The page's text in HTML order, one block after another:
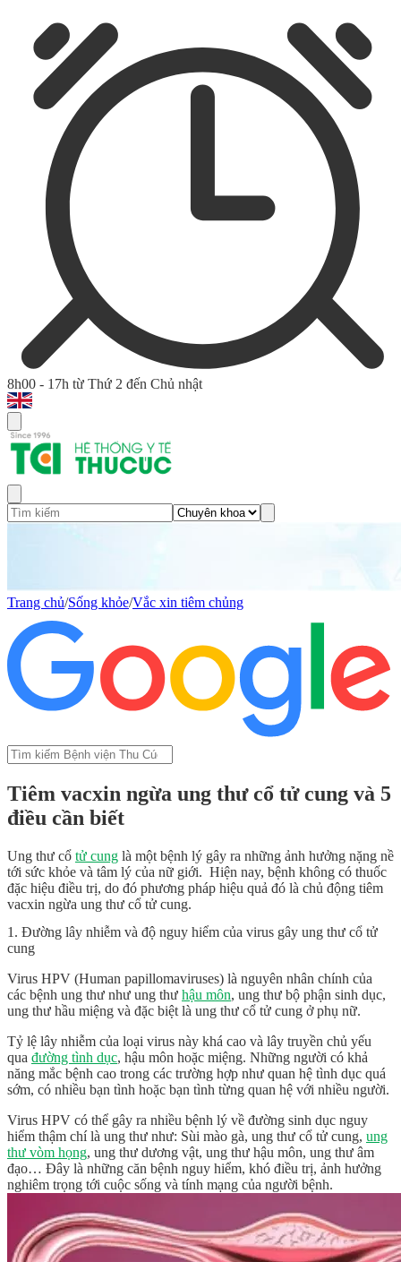
8h00 - 17h từ Thứ 2 đến Chủ nhật
Trang chủ/Sống khỏe/Vắc xin tiêm chủng
Tiêm vacxin ngừa ung thư cổ tử cung và 5
điều cần biết
Ung thư cổ tử cung là một bệnh lý gây ra những ảnh hưởng nặng nề
tới sức khỏe và tâm lý của nữ giới. Hiện nay, bệnh không có thuốc
đặc hiệu điều trị, do đó phương pháp hiệu quả đó là chủ động tiêm
vacxin ngừa ung thư cổ tử cung.
1. Đường lây nhiễm và độ nguy hiểm của virus gây ung thư cổ tử
cung
Virus HPV (Human papillomaviruses) là nguyên nhân chính của
các bệnh ung thư như ung thư hậu môn, ung thư bộ phận sinh dục,
ung thư hầu miệng và đặc biệt là ung thư cổ tử cung ở phụ nữ.
Tỷ lệ lây nhiễm của loại virus này khá cao và lây truyền chủ yếu
qua đường tình dục, hậu môn hoặc miệng. Những người có khả
năng mắc bệnh cao trong các trường hợp như quan hệ tình dục quá
sớm, có nhiều bạn tình hoặc bạn tình từng quan hệ với nhiều người.
Virus HPV có thể gây ra nhiều bệnh lý về đường sinh dục nguy
hiểm thậm chí là ung thư như: Sùi mào gà, ung thư cổ tử cung, ung
thư vòm họng, ung thư dương vật, ung thư hậu môn, ung thư âm
đạo… Đây là những căn bệnh nguy hiểm, khó điều trị, ảnh hưởng
nghiêm trọng tới cuộc sống và tính mạng của người bệnh.